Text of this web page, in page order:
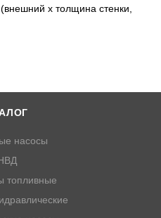
х толщина стенки,
насосы
топливные